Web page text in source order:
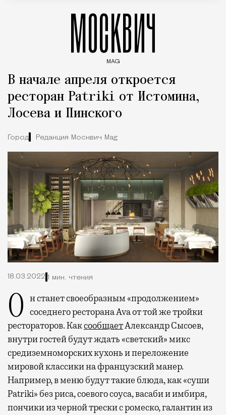
МОСКВИЧ
MAG
В начале апреля откроется
ресторан Patriki от Истомина,
Лосева и Пинского
Город Редакция Москвич Mag
18.03.2022 1 мин. чтения
Он станет своеобразным «продолжением» соседнего ресторана Ava от той же тройки
рестораторов.КаксообщаетАлександр Сысоев,
внутри гостей будут ждать «светский» микс
средиземноморских кухонь и переложение
мировой классики на французский манер.
Например, в меню будут такие блюда, как «суши
Patriki» без риса, соевого соуса, васаби и имбиря,
пончики из черной трески с ромеско, галантин из